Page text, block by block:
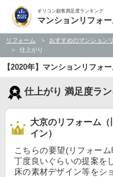
オリコン顧客満足度ランキング
マンションリフォー
リフォーム おすすめのマンション
仕上がり
【2020年】マンションリフォ
仕上がり 満足度ラ
大京のリフォーム
イン）
こちらの要望(リフォー
丁度良いぐらいの提案を
床の素材デザイン等をシ